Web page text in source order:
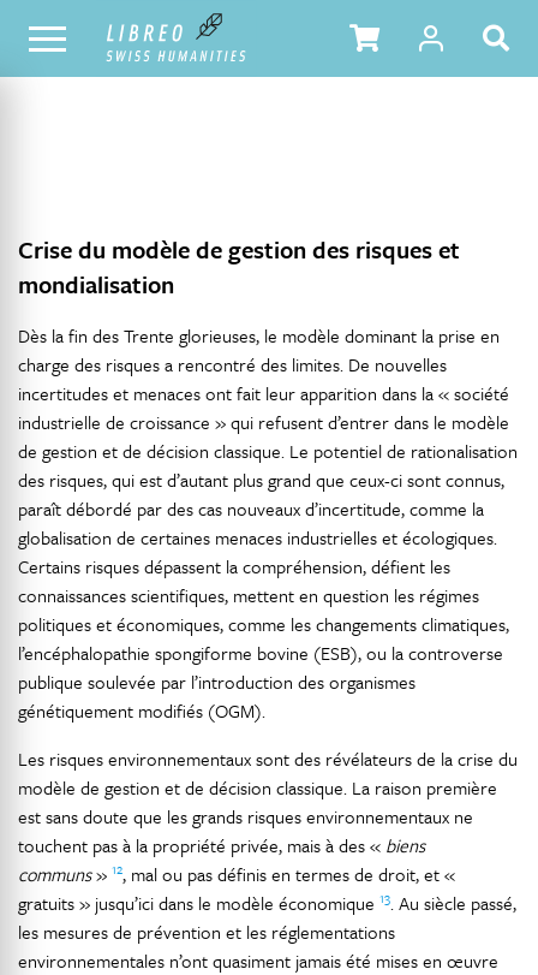
NOTRE CATALOGUE TABLE DES MATIÈRES
Crise du modèle de gestion des risques et
mondialisation
Dès la fin des Trente glorieuses, le modèle dominant la prise en
charge des risques a rencontré des limites. De nouvelles
incertitudes et menaces ont fait leur apparition dans la « société
industrielle de croissance » qui refusent d’entrer dans le modèle
de gestion et de décision classique. Le potentiel de rationalisation
des risques, qui est d’autant plus grand que ceux-ci sont connus,
paraît débordé par des cas nouveaux d’incertitude, comme la
globalisation de certaines menaces industrielles et écologiques.
Certains risques dépassent la compréhension, défient les
connaissances scientifiques, mettent en question les régimes
politiques et économiques, comme les changements climatiques,
l’encéphalopathie spongiforme bovine (ESB), ou la controverse
publique soulevée par l’introduction des organismes
génétiquement modifiés (OGM).
Les risques environnementaux sont des révélateurs de la crise du
modèle de gestion et de décision classique. La raison première
est sans doute que les grands risques environnementaux ne
touchent pas à la propriété privée, mais à des « biens
communs» 12, mal ou pas définis en termes de droit, et «
gratuits » jusqu’ici dans le modèle économique 13. Au siècle passé,
les mesures de prévention et les réglementations
environnementales n’ont quasiment jamais été mises en œuvre